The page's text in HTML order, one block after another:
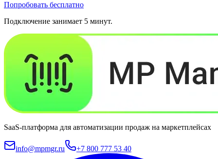
Попробовать бесплатно
Подключение занимает 5 минут.
SaaS-платформа для автоматизации продаж на маркетплейсах
info@mpmgr.ru +7 800 777 53 40